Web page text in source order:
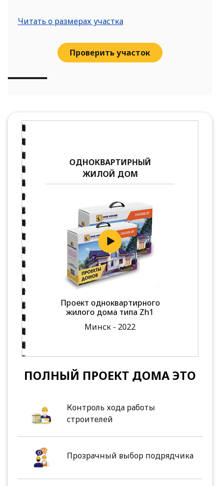
Читать о размерах участка
Проверить участок
ОДНОКВАРТИРНЫЙ
ЖИЛОЙ ДОМ
Проект одноквартирного
жилого дома типа Zh1
Минск - 2022
ПОЛНЫЙ ПРОЕКТ ДОМА ЭТО
Контроль хода работы
строителей
Прозрачный выбор подрядчика